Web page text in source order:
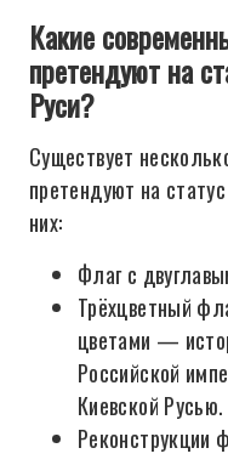
Какие
претендуют на
Руси?
Существует
претендуют на
них:
Флаг с
Трёхцветный
цветами —
Российской
Киевской Русью.
Реконструкции